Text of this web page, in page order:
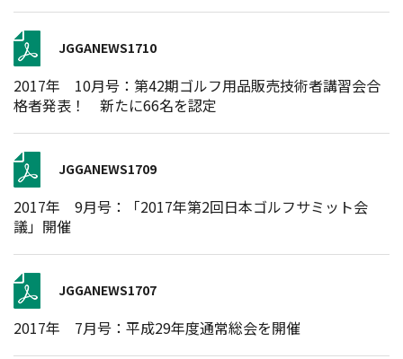
JGGANEWS1710
2017年 10月号：第42期ゴルフ用品販売技術者講習会合
格者発表！ 新たに66名を認定
JGGANEWS1709
2017年 9月号：「2017年第2回日本ゴルフサミット会
議」開催
JGGANEWS1707
2017年 7月号：平成29年度通常総会を開催